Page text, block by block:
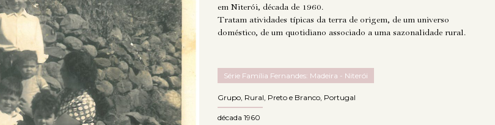
em Niterói, década de 1960.
Tratam atividades típicas da terra de origem, de um universo
doméstico, de um quotidiano associado a uma sazonalidade rural.
Série Família Fernandes: Madeira - Niterói
Grupo, Rural, Preto e Branco, Portugal
década 1960